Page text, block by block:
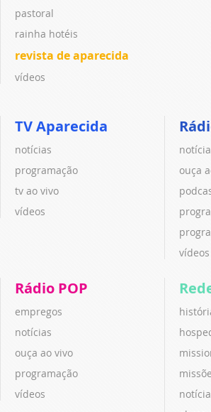
pastoral
rainha hotéis
revista de aparecida
vídeos
TV Aparecida
notícias
programação
tv ao vivo
vídeos
ouça
vídeos
Rádio POP
empregos
notícias
ouça ao vivo
programação
vídeos